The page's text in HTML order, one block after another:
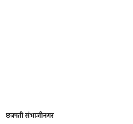
छत्रपती संभाजीनगर